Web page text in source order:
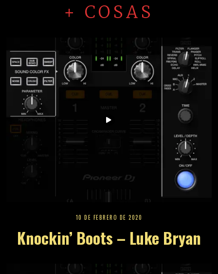
Knockin’ Boots – Luke Bryan
17 DE ABRIL DE 2023
El Futuro De Los Festivales De
Música En Menorca.